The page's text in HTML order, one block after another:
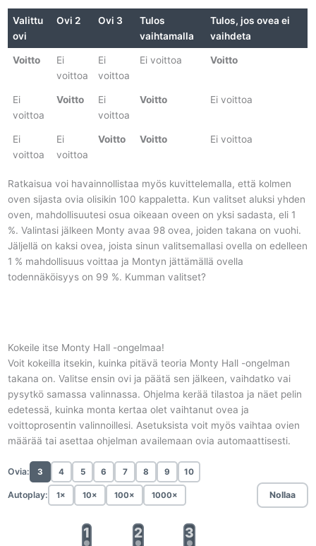
Valittu
ovi
Ovi 2 Ovi 3
Tulos
vaihtamalla
Tulos, jos ovea ei
vaihdeta
Voitto
Ei
voittoa
Ei
voittoa
Ei voittoa Voitto
Ei
voittoa
Voitto
Ei
voittoa
Voitto Ei voittoa
Ei
voittoa
Ei
voittoa
Voitto Voitto Ei voittoa
Ratkaisua voi havainnollistaa myös kuvittelemalla, että kolmen
oven sijasta ovia olisikin 100 kappaletta. Kun valitset aluksi yhden
oven, mahdollisuutesi osua oikeaan oveen on yksi sadasta, eli 1
%. Valintasi jälkeen Monty avaa 98 ovea, joiden takana on vuohi.
Jäljellä on kaksi ovea, joista sinun valitsemallasi ovella on edelleen
1 % mahdollisuus voittaa ja Montyn jättämällä ovella
todennäköisyys on 99 %. Kumman valitset?
Kokeile itse Monty Hall -ongelmaa!
Voit kokeilla itsekin, kuinka pitävä teoria Monty Hall -ongelman
takana on. Valitse ensin ovi ja päätä sen jälkeen, vaihdatko vai
pysytkö samassa valinnassa. Ohjelma kerää tilastoa ja näet pelin
edetessä, kuinka monta kertaa olet vaihtanut ovea ja
voittoprosentin valinnoillesi. Asetuksista voit myös vaihtaa ovien
määrää tai asettaa ohjelman availemaan ovia automaattisesti.
Ovia: 3 4 5 6 7 8 9 10
Autoplay: 1× 10× 100× 1000× Nollaa
1 2 3